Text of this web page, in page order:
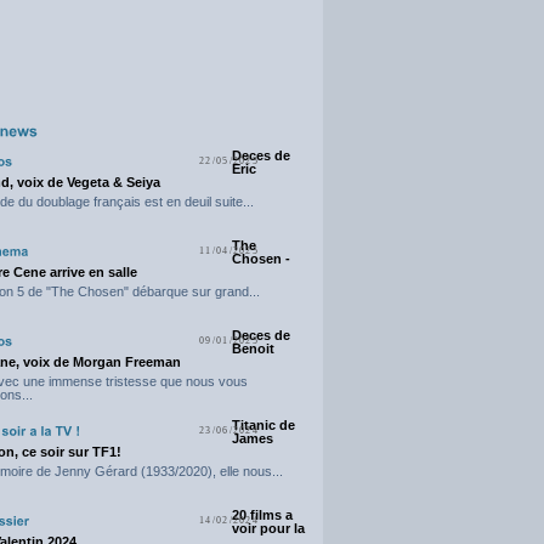
22/05/2025Deces de
Eric
voix de Vegeta & Seiya
du doublage français est en deuil suite...
11/04/2025
The
Chosen -
Cene arrive en salle
5 de "The Chosen" débarque sur grand...
09/01/2025Deces de
Benoit
voix de Morgan Freeman
une immense tristesse que nous vous
23/06/2024Titanic de
James
ce soir sur TF1!
de Jenny Gérard (1933/2020), elle nous...
14/02/202420 films a
voir pour la